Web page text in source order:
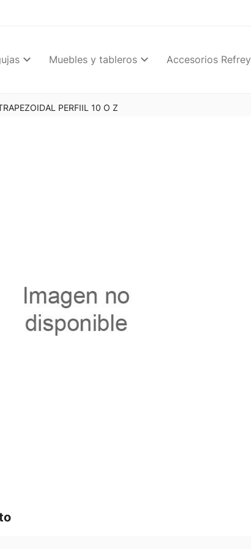
Muebles y tableros Accesorios Refrey
PERFIIL 10 O Z